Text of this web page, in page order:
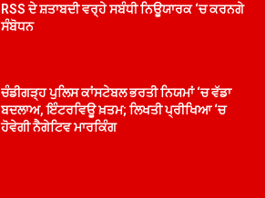
RSS ਦੇ ਸ਼ਤਾਬਦੀ ਵਰ੍ਹੇ ਸਬੰਧੀ ਨਿਊਯਾਰਕ ‘ਚ ਕਰਨਗੇ
ਸੰਬੋਧਨ
ਚੰਡੀਗੜ੍ਹ ਪੁਲਿਸ ਕਾਂਸਟੇਬਲ ਭਰਤੀ ਨਿਯਮਾਂ ‘ਚ ਵੱਡਾ
ਬਦਲਾਅ, ਇੰਟਰਵਿਊ ਖ਼ਤਮ; ਲਿਖਤੀ ਪ੍ਰੀਖਿਆ ‘ਚ
ਹੋਵੇਗੀ ਨੈਗੇਟਿਵ ਮਾਰਕਿੰਗ